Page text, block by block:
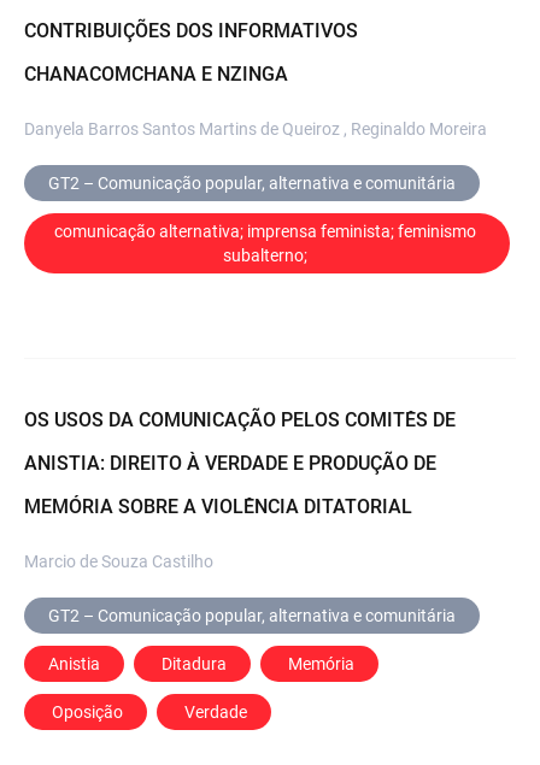
CONTRIBUIÇÕES DOS INFORMATIVOS
CHANACOMCHANA E NZINGA
Danyela Barros Santos Martins de Queiroz , Reginaldo Moreira
GT2 – Comunicação popular, alternativa e comunitária
comunicação alternativa; imprensa feminista; feminismo
subalterno;
OS USOS DA COMUNICAÇÃO PELOS COMITÊS DE
ANISTIA: DIREITO À VERDADE E PRODUÇÃO DE
MEMÓRIA SOBRE A VIOLÊNCIA DITATORIAL
Marcio de Souza Castilho
GT2 – Comunicação popular, alternativa e comunitária
Anistia Ditadura Memória
Oposição Verdade